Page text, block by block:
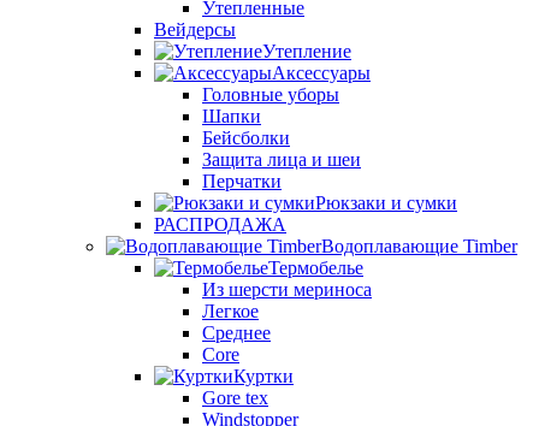
Утепленные
Вейдерсы
Утепление
Аксессуары
Головные уборы
Шапки
Бейсболки
Защита лица и шеи
Перчатки
Рюкзаки и сумки
РАСПРОДАЖА
Водоплавающие Timber
Термобелье
Из шерсти мериноса
Легкое
Среднее
Core
Куртки
Gore tex
Windstopper